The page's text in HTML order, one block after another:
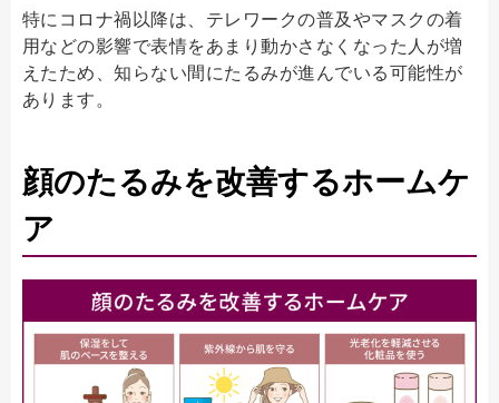
特にコロナ禍以降は、テレワークの普及やマスクの着
用などの影響で表情をあまり動かさなくなった人が増
えたため、知らない間にたるみが進んでいる可能性が
あります。
顔のたるみを改善するホームケ
ア